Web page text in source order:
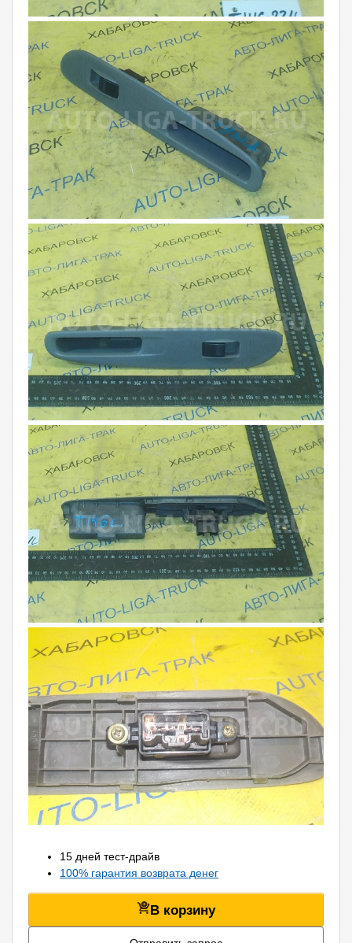
15 дней тест-драйв
100% гарантия возврата денег
В корзину